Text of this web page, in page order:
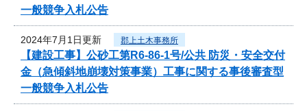
一般競争入札公告
2024年7月1日更新 郡上土木事務所
【建設工事】公砂工第R6-86-1号/公共 防災・安全交付
金（急傾斜地崩壊対策事業）工事に関する事後審査型
一般競争入札公告